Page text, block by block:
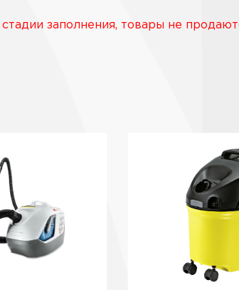
заполнения, товары не